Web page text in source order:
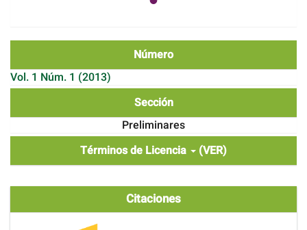
Número
Vol. 1 Núm. 1 (2013)
Sección
Preliminares
Términos de Licencia
(VER)
Citaciones